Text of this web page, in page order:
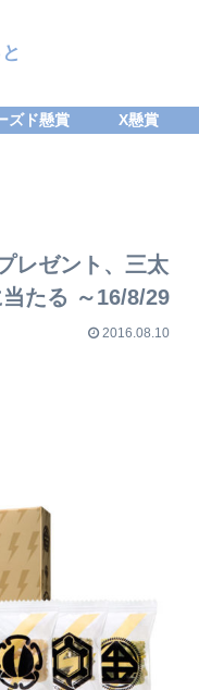
ズド懸賞 X懸賞
レゼント、三太
たる ～16/8/29
2016.08.10